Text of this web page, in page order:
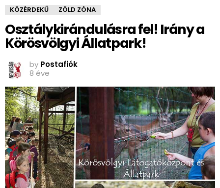
KÖZÉRDEKŰ ZÖLD ZÓNA
Osztálykirándulásra fel! Irány a
Körösvölgyi Állatpark!
by Postafiók
8 éve